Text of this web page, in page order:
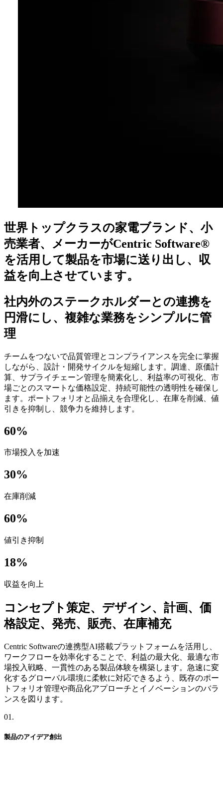
世界トップクラスの家電ブランド、 小
売業者、
メーカーがCentric Software®
を活用して製品を市場に送り出し、 収
益を向上させています。
社内外のステークホルダーとの連携を
円滑にし、複雑な業務をシンプルに管
理
チームをつないで品質管理と コンプライアンスを完全に掌握
しながら、 設計・開発サイクルを短縮します。 調達、
原価計
算、 サプライチェーン管理を簡素化し、 利益率の可視化、 市
場ごとのスマートな価格設定、 持続可能性の透明性を確保し
ます。 ポートフォリオと品揃えを合理化し、 在庫を削減、 値
引きを抑制し、 競争力を維持します。
60%
市場投入を加速
30%
在庫削減
60%
値引き抑制
18%
収益を向上
コンセプト策定、 デザイン、 計画、価
格設定、 発売、 販売、 在庫補充
Centric Softwareの連携型AI搭載プラットフォームを活用し、
ワークフローを効率化する ことで、 利益の最大化、 最適な市
場投入戦略、 一貫性のある製品体験を構築します。 急速に変
化するグローバル環境に柔軟に対応できるよう、 既存のポー
トフォリオ管理や商品化アプローチと イノベーションのバラ
ンスを図ります。
01 .
製品のアイデア創出